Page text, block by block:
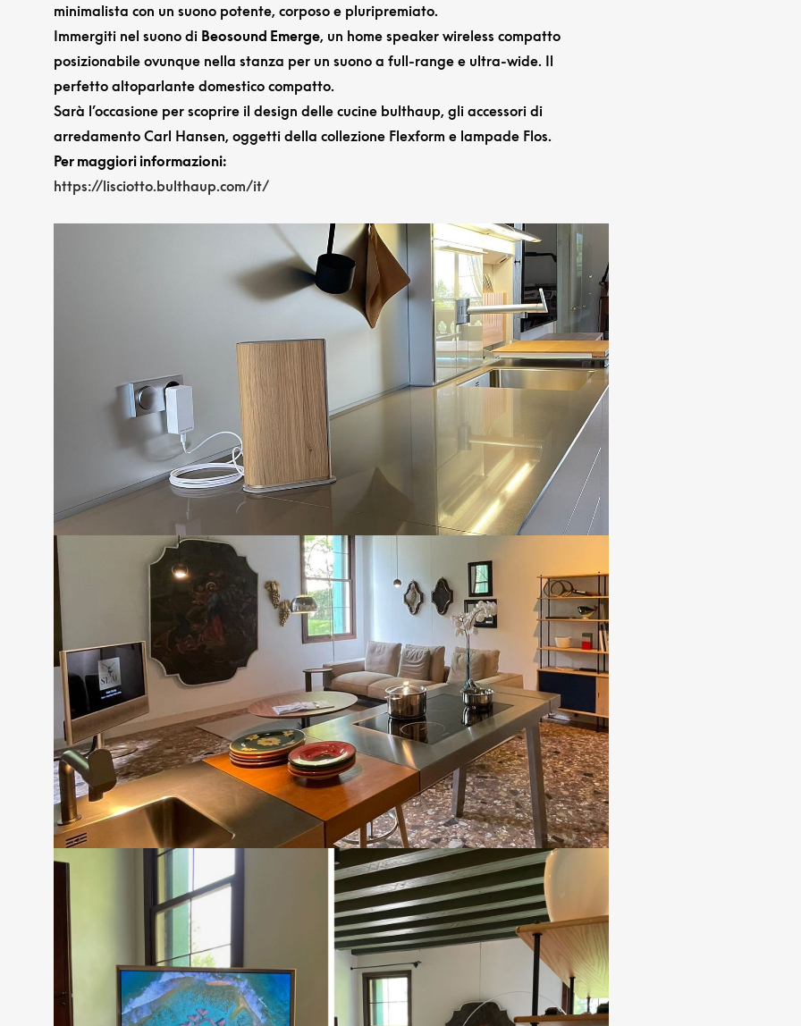
minimalista con un suono potente, corposo e pluripremiato.
Immergiti nel suono di Beosound Emerge, un home speaker wireless compatto
posizionabile ovunque nella stanza per un suono a full-range e ultra-wide. Il
perfetto altoparlante domestico compatto.
Sarà l’occasione per scoprire il design delle cucine bulthaup, gli accessori di
arredamento Carl Hansen, oggetti della collezione Flexform e lampade Flos.
Per maggiori informazioni:
https://lisciotto.bulthaup.com/it/